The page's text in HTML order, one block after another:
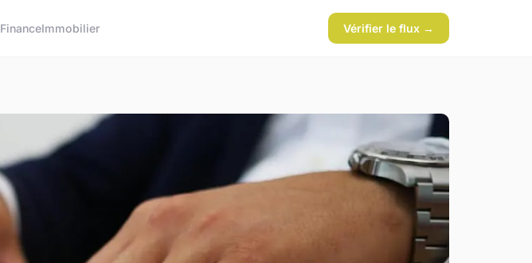
FinanceImmobilier Vérifier le flux →